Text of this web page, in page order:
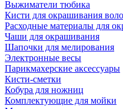
Выжиматели тюбика
Кисти для окрашивания
Расходные материалы для
Чаши для окрашивания
Шапочки для мелирования
Электронные весы
Парикмахерские аксессуары
Кисти-сметки
Кобура для ножниц
Комплектующие для мойки